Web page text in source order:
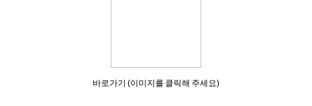
바로가기 (이미지를 클릭해 주세요)